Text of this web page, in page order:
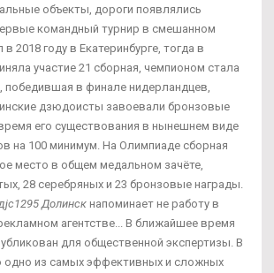
объекты, дороги появлялись
командный турнир в смешанном
2018 году в Екатеринбурге, тогда в
участие 21 сборная, чемпионом стала
победившая в финале нидерландцев,
дзюдоисты завоевали бронзовые
его существования в нынешнем виде
на 100 минимум. На Олимпиаде сборная
место в общем медальном зачёте,
28 серебряных и 23 бронзовые награды.
Долинск напоминает не работу в
агентстве... В ближайшее время
для общественной экспертизы. В
одно из самых эффективных и сложных